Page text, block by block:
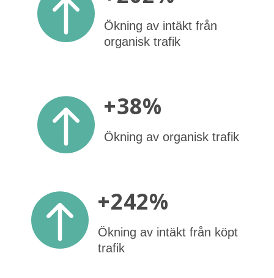
Ökning av intäkt från
organisk trafik
 +38%
Ökning av organisk trafik
 +242%
Ökning av intäkt från köpt
trafik